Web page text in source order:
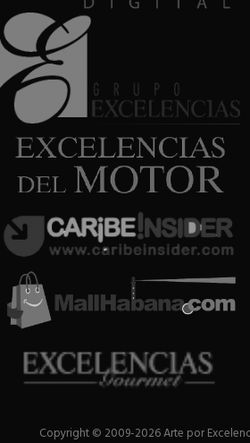
Copyright © 2009-2026 Arte por